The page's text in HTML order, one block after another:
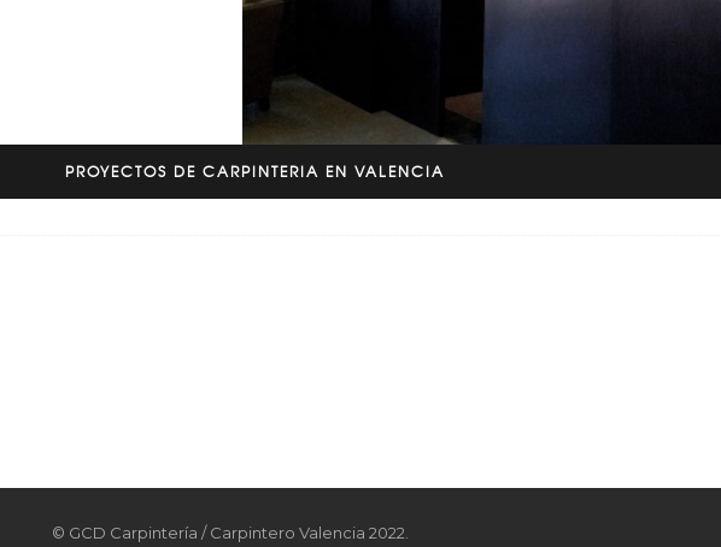
PROYECTOS DE CARPINTERIA EN VALENCIA
© GCD Carpintería / Carpintero Valencia 2022.